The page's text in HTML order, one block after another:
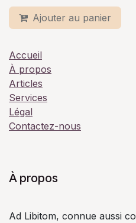
Ajouter au panier
Accueil
À propos
Articles
Services
Légal
Contactez-nous
À propos
Ad Libitom, connue aussi